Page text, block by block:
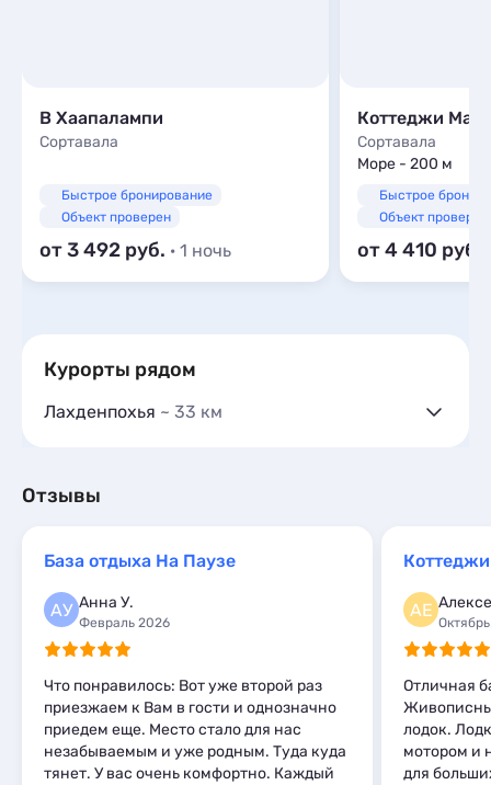
В Хаапалампи
Сортавала
Быстрое бронирование
Объект проверен
от 3 492 · 1 ночь
Коттеджи
Сортавала
Море - 200 м
Быстрое
Объект проверен
от 4 410
Курорты рядом
Лахденпохья ~ 33 км
Гостиницы и отели
Базы отдыха 7
Мини-отели
Кемпинги 1
Глэмпинги
Шале
Отзывы
База отдыха На Паузе
АУ Анна У.
Февраль 2026
Что понравилось: Вот уже второй раз
приезжаем к Вам в гости и однозначно
приедем еще. Место стало для нас
незабываемым и уже родным. Туда куда
тянет. У вас очень комфортно. Каждый
АЕ
Отличная
лодок.
мотором и
для